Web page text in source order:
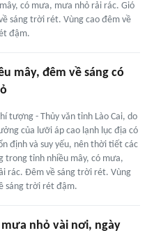
có mưa, mưa nhỏ rải rác. Gió
sáng trời rét. Vùng cao đêm về
đậm.
mây, đêm về sáng có
tượng - Thủy văn tỉnh Lào Cai, do
của lưỡi áp cao lạnh lục địa có
định và suy yếu, nên thời tiết các
trong tỉnh nhiều mây, có mưa,
rác. Đêm về sáng trời rét. Vùng
sáng trời rét đậm.
nhỏ vài nơi, ngày